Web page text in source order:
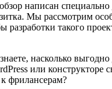
написан
Мы рассмотрим
разработки такого
насколько
или конструкторе
фрилансерам?